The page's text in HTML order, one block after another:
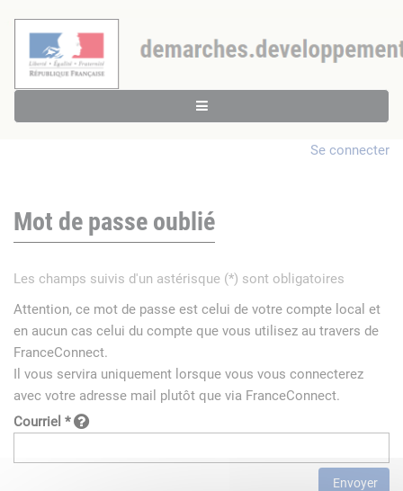
Se connecter
Mot de passe oublié
Les champs suivis d'un astérisque (*) sont obligatoires
Attention, ce mot de passe est celui de votre compte local et
en aucun cas celui du compte que vous utilisez au travers de
FranceConnect.
Il vous servira uniquement lorsque vous vous connecterez
avec votre adresse mail plutôt que via FranceConnect.
Courriel *
Envoyer